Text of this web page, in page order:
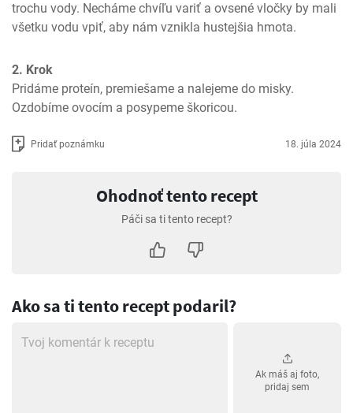
trochu vody. Necháme chvíľu variť a ovsené vločky by mali
všetku vodu vpiť, aby nám vznikla hustejšia hmota.
2. Krok
Pridáme proteín, premiešame a nalejeme do misky.
Ozdobíme ovocím a posypeme škoricou.
Pridať poznámku 18. júla 2024
Ohodnoť tento recept
Páči sa ti tento recept?
Ako sa ti tento recept podaril?
Ak máš aj foto,
pridaj sem